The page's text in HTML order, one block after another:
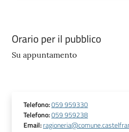
Orario per il pubblico
Su appuntamento
Telefono:059 959330
Telefono:059 959238
Email: